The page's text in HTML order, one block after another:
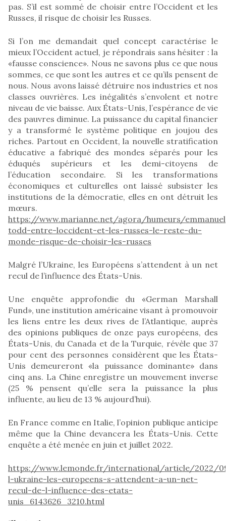
pas. S’il est sommé de choisir entre l’Occident et les
Russes, il risque de choisir les Russes.
Si l’on me demandait quel concept caractérise le
mieux l’Occident actuel, je répondrais sans hésiter : la
«fausse conscience». Nous ne savons plus ce que nous
sommes, ce que sont les autres et ce qu’ils pensent de
nous. Nous avons laissé détruire nos industries et nos
classes ouvrières. Les inégalités s’envolent et notre
niveau de vie baisse. Aux États-Unis, l’espérance de vie
des pauvres diminue. La puissance du capital financier
y a transformé le système politique en joujou des
riches. Partout en Occident, la nouvelle stratification
éducative a fabriqué des mondes séparés pour les
éduqués supérieurs et les demi-citoyens de
l’éducation secondaire. Si les transformations
économiques et culturelles ont laissé subsister les
institutions de la démocratie, elles en ont détruit les
mœurs.
https://www.marianne.net/agora/humeurs/
todd-entre-loccident-et-les-russes-le-reste-du-
monde-risque-de-choisir-les-russes
Malgré l’Ukraine, les Européens s’attendent à un net
recul de l’influence des États-Unis.
Une enquête approfondie du «German Marshall
Fund», une institution américaine visant à promouvoir
les liens entre les deux rives de l’Atlantique, auprès
des opinions publiques de onze pays européens, des
États-Unis, du Canada et de la Turquie, révèle que 37
pour cent des personnes considèrent que les États-
Unis demeureront «la puissance dominante» dans
cinq ans. La Chine enregistre un mouvement inverse
(25 % pensent qu’elle sera la puissance la plus
influente, au lieu de 13 % aujourd’hui).
En France comme en Italie, l’opinion publique anticipe
même que la Chine devancera les États-Unis. Cette
enquête a été menée en juin et juillet 2022.
https://www.lemonde.fr/international/article/2022/
l-ukraine-les-europeens-s-attendent-a-un-net-
recul-de-l-influence-des-etats-
unis_6143626_3210.html